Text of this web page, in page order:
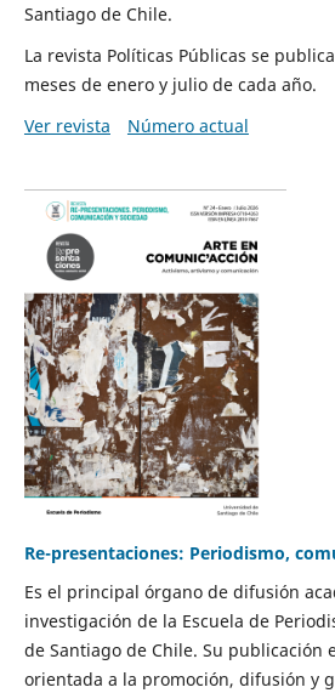
Santiago de Chile.
La revista Políticas Públicas se
meses de enero y julio de cada año.
Ver revista
Número actual
Re-presentaciones: Periodismo,
Es el principal órgano de difusión
investigación de la Escuela de
de Santiago de Chile. Su publicación
orientada a la promoción, difusión y